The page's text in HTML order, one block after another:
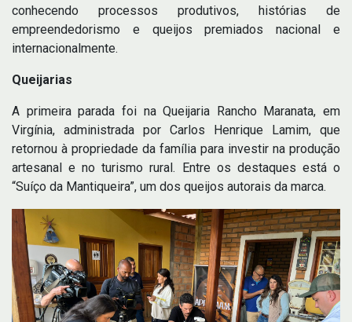
conhecendo processos produtivos, histórias de
empreendedorismo e queijos premiados nacional e
internacionalmente.
Queijarias
A primeira parada foi na Queijaria Rancho Maranata, em
Virgínia, administrada por Carlos Henrique Lamim, que
retornou à propriedade da família para investir na produção
artesanal e no turismo rural. Entre os destaques está o
“Suíço da Mantiqueira”, um dos queijos autorais da marca.